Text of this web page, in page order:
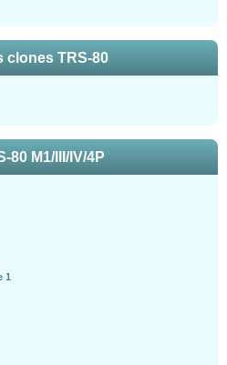
clones TRS-80
80 M1/III/IV/4P
1